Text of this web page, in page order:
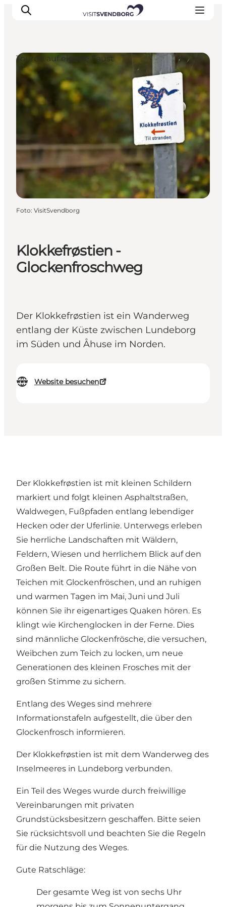
Veranstaltungen
Essen und Trinken
Shopping in Svendborg
Den Urlaub planen
Klokkefrøstien -
Glockenfroschweg
Der Klokkefrøstien ist ein Wanderweg
entlang der Küste zwischen Lundeborg
im Süden und Åhuse im Norden.
Website besuchen
Touren auf eigene Faust
Foto: VisitSvendborg
Der Klokkefrøstien ist mit kleinen Schildern
markiert und folgt kleinen Asphaltstraßen,
Waldwegen, Fußpfaden entlang lebendiger
Hecken oder der Uferlinie. Unterwegs erleben
Sie herrliche Landschaften mit Wäldern,
Feldern, Wiesen und herrlichem Blick auf den
Großen Belt. Die Route führt in die Nähe von
Teichen mit Glockenfröschen, und an ruhigen
und warmen Tagen im Mai, Juni und Juli
können Sie ihr eigenartiges Quaken hören. Es
klingt wie Kirchenglocken in der Ferne. Dies
sind männliche Glockenfrösche, die versuchen,
Weibchen zum Teich zu locken, um neue
Generationen des kleinen Frosches mit der
großen Stimme zu sichern.
Entlang des Weges sind mehrere
Informationstafeln aufgestellt, die über den
Glockenfrosch informieren.
Der Klokkefrøstien ist mit dem Wanderweg des
Inselmeeres in Lundeborg verbunden.
Ein Teil des Weges wurde durch freiwillige
Vereinbarungen mit privaten
Grundstücksbesitzern geschaffen. Bitte seien
Sie rücksichtsvoll und beachten Sie die Regeln
für die Nutzung des Weges.
Gute Ratschläge:
Der gesamte Weg ist von sechs Uhr